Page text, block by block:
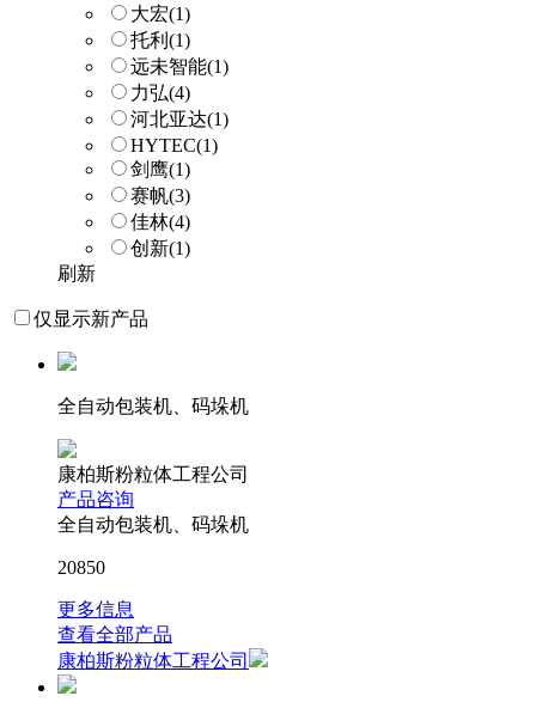
大宏(1)
托利 (1)
远未智能(1)
力弘(4)
河北亚达(1)
HYTEC(1)
剑鹰(1)
赛帆(3)
佳林(4)
创新(1)
刷新
仅显示新产品
全自动包装机、码垛机
康柏斯粉粒体工程公司
产品咨询
全自动包装机、码垛机
20850
更多信息
查看全部产品
康柏斯粉粒体工程公司